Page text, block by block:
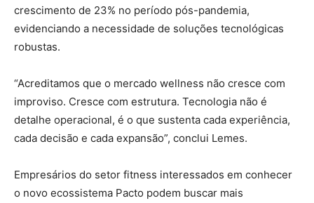
crescimento de 23% no período pós-pandemia,
evidenciando a necessidade de soluções tecnológicas
robustas.
“Acreditamos que o mercado wellness não cresce com
improviso. Cresce com estrutura. Tecnologia não é
detalhe operacional, é o que sustenta cada experiência,
cada decisão e cada expansão”, conclui Lemes.
Empresários do setor fitness interessados em conhecer
o novo ecossistema Pacto podem buscar mais